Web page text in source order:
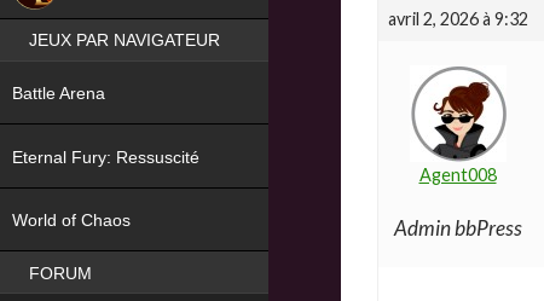
avril 2, 2026 à 9:32
Agent008
Admin bbPress
JEUX PAR NAVIGATEUR
Battle Arena
Eternal Fury: Ressuscité
World of Chaos
FORUM